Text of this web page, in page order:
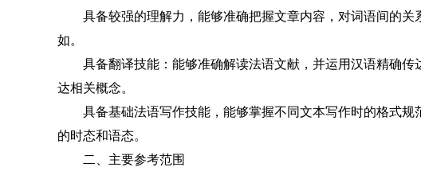
具备较强的理解力，能够准确把握文章内容，对词语间的
如。
具备翻译技能：能够准确解读法语文献，并运用汉语精确
达相关概念。
具备基础法语写作技能，能够掌握不同文本写作时的格式
的时态和语态。
二、主要参考范围